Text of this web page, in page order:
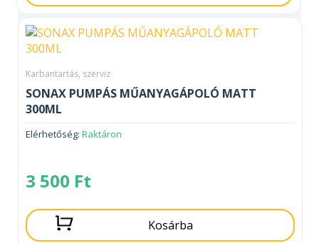
Karbantartás, szerviz
SONAX PUMPÁS MŰANYAGÁPOLÓ MATT
300ML
Elérhetőség: Raktáron
3 500 Ft
Kosárba